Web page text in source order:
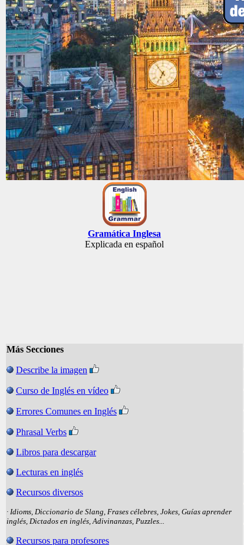
Gramática Inglesa
Explicada en español
Más Secciones
Describe la imagen
Curso de Inglés en vídeo
Errores Comunes en Inglés
Phrasal Verbs
Libros para descargar
Lecturas en inglés
Recursos diversos
· Idioms, Diccionario de Slang, Frases célebres, Jokes, Guías aprender
inglés, Dictados en inglés, Adivinanzas, Puzzles...
Recursos para profesores